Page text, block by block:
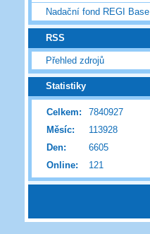
Nadační fond REGI Base
RSS
Přehled zdrojů
Statistiky
Online: 121
Celkem:
7840927
Měsíc:
113928
Den:
6605